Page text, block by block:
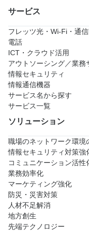
サービス
フレッツ光・Wi-Fi・通
電話
ICT・クラウド活用
アウトソーシング／業務
情報セキュリティ
情報通信機器
サービス名から探す
サービス一覧
ソリューション
職場のネットワーク環境
情報セキュリティ対策強
コミュニケーション活性
業務効率化
マーケティング強化
防災・災害対策
人材不足解消
地方創生
先端テクノロジー